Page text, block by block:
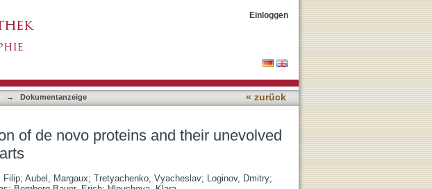
Einloggen
→ Dokumentanzeige « zurück
of de novo proteins and their unevolved
Filip; Aubel, Margaux; Tretyachenko, Vyacheslav; Loginov, Dmitry;